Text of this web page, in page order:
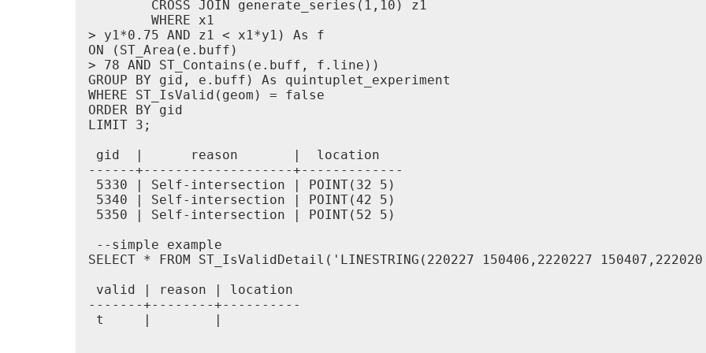
        CROSS JOIN generate_series(1,10) z1
        WHERE x1
> y1*0.75 AND z1 < x1*y1) As f
ON (ST_Area(e.buff)
> 78 AND ST_Contains(e.buff, f.line))
GROUP BY gid, e.buff) As quintuplet_experiment
WHERE ST_IsValid(geom) = false
ORDER BY gid
LIMIT 3;
gid  |      reason       |  location
------+-------------------+-------------
5330 | Self-intersection | POINT(32 5)
5340 | Self-intersection | POINT(42 5)
5350 | Self-intersection | POINT(52 5)
--simple example
SELECT * FROM ST_IsValidDetail('LINESTRING(220227 150406,2220227
valid | reason | location
-------+--------+----------
t     |        |